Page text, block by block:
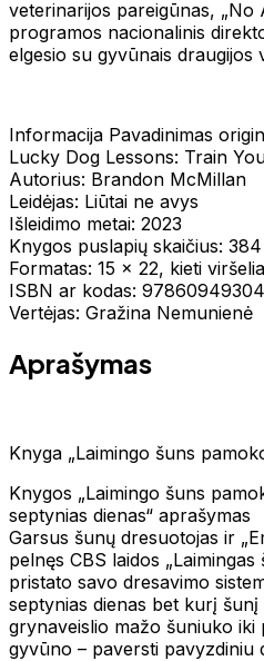
veterinarijos pareigūnas, „No
programos nacionalinis
elgesio su gyvūnais draugijos
Informacija Pavadinimas
Lucky Dog Lessons: Train
Autorius: Brandon McMillan
Leidėjas: Liūtai ne avys
Išleidimo metai: 2023
Knygos puslapių skaičius: 384
Formatas: 15 x 22, kieti
ISBN ar kodas:
Vertėjas: Gražina Nemunienė
Aprašymas
Knyga „Laimingo šuns
Knygos „Laimingo šuns
septynias dienas“ aprašymas
Garsus šunų dresuotojas ir
pelnęs CBS laidos
pristato savo dresavimo
septynias dienas bet kurį šunį
grynaveislio mažo šuniuko
gyvūno – paversti pavyzdiniu